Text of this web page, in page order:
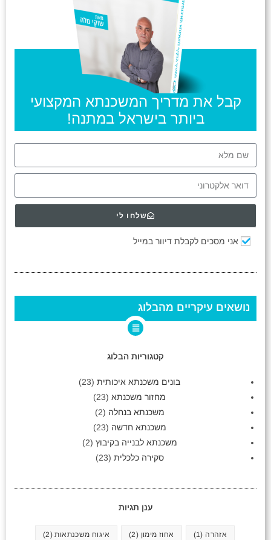
קבל את מדריך המשכנתא המקצועי
ביותר בישראל במתנה!
אני מסכים לקבלת דיוור במייל
שלחו לי
נושאים עיקריים מהבלוג
קטגוריות הבלוג
בונים משכנתא איכותית (23)
מחזור משכנתא (23)
משכנתא בנחלה (2)
משכנתא חדשה (23)
משכנתא לבנייה בקיבוץ (2)
סקירה כלכלית (23)
ענן תגיות
אזהרה (1) אחוז מימון (2) איגוח משכנתאות(2)